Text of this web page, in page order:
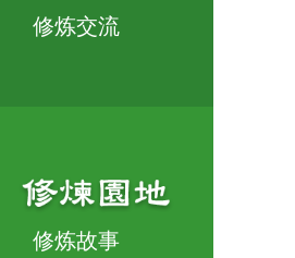
修炼交流
修炼故事